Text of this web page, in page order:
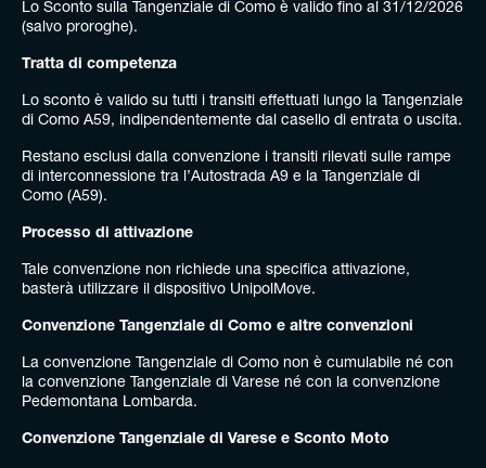
Lo Sconto sulla Tangenziale di Como è valido fino al 31/12/2026
(salvo proroghe).
Tratta di competenza
Lo sconto è valido su tutti i transiti effettuati lungo la Tangenziale
di Como A59, indipendentemente dal casello di entrata o uscita.
Restano esclusi dalla convenzione i transiti rilevati sulle rampe
di interconnessione tra l’Autostrada A9 e la Tangenziale di
Como (A59).
Processo di attivazione
Tale convenzione non richiede una specifica attivazione,
basterà utilizzare il dispositivo UnipolMove.
Convenzione Tangenziale di Como e altre convenzioni
La convenzione Tangenziale di Como non è cumulabile né con
la convenzione Tangenziale di Varese né con la convenzione
Pedemontana Lombarda.
Convenzione Tangenziale di Varese e Sconto Moto